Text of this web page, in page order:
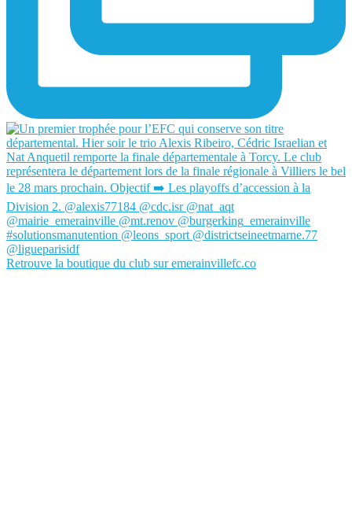
Retrouve la boutique du club sur emerainvillefc.co